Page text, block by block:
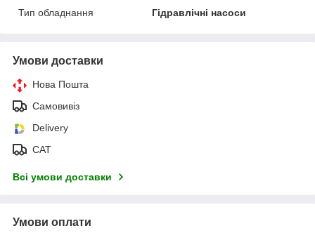
Тип обладнання
Гідравлічні насоси
Умови доставки
Нова Пошта
Самовивіз
Delivery
САТ
Всі умови доставки
Умови оплати